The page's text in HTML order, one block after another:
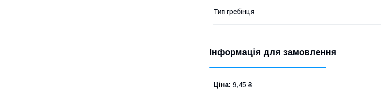
Тип гребінця
Інформація для замовлення
Ціна: 9,45 ₴